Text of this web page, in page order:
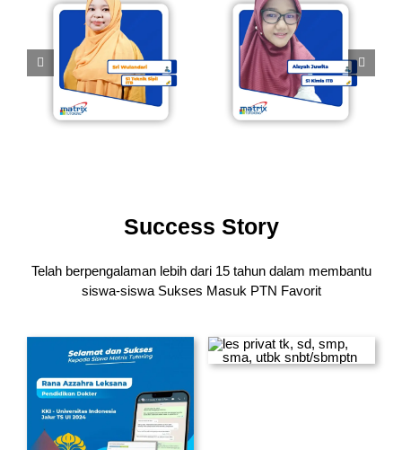
Success Story
Telah berpengalaman lebih dari 15 tahun dalam membantu
siswa-siswa Sukses Masuk PTN Favorit